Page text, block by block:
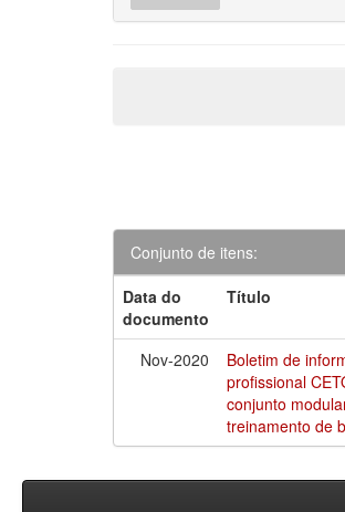
Conjunto de itens:
Data do
documento
Título
Nov-2020
Boletim de
profissional
conjunto
treinamento de